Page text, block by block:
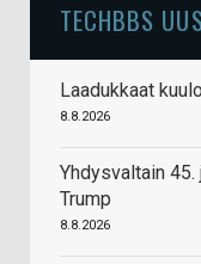
TECHBBS
Laadukkaat
8.8.2026
Yhdysvaltain
Trump
8.8.2026